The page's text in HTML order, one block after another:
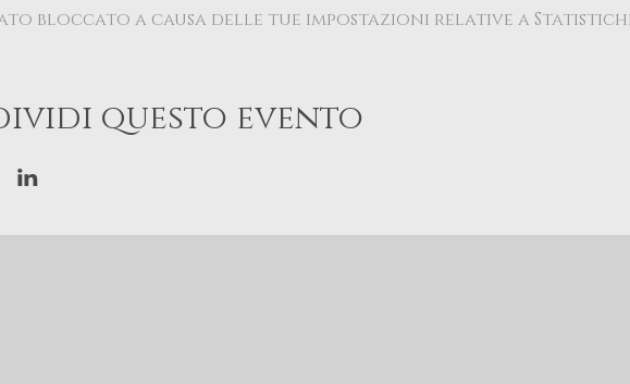
bloccato a causa delle tue impostazioni relative a
questo evento